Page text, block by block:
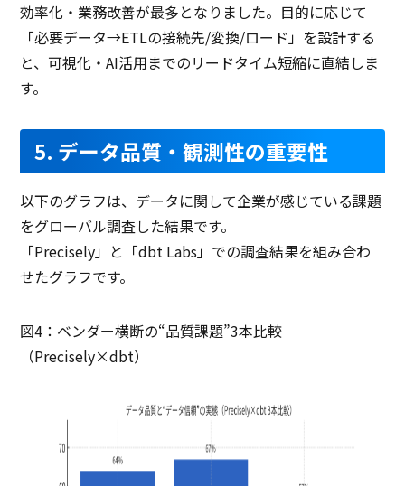
効率化・業務改善が最多となりました。目的に応じて
「必要データ→ETLの接続先/変換/ロード」を設計する
と、可視化・AI活用までのリードタイム短縮に直結しま
す。
5. データ品質・観測性の重要性
以下のグラフは、データに関して企業が感じている課題
をグローバル調査した結果です。
「Precisely」と「dbt Labs」での調査結果を組み合わ
せたグラフです。
図4：ベンダー横断の“品質課題”3本比較
（Precisely×dbt）